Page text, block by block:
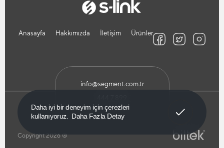
Daha iyi bir deneyim için çerezleri
kullanıyoruz.
Daha Fazla Detay
Anasayfa Hakkımızda İletişim Ürünler
info@segment.com.tr
Copyright 2026 ®